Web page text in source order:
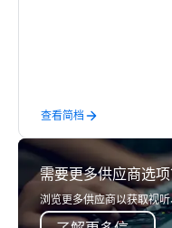
查看简档
需要更多供应商选
浏览更多供应商以获取视